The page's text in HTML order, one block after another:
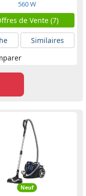
560 W
de Vente (7)
Similaires
Neuf